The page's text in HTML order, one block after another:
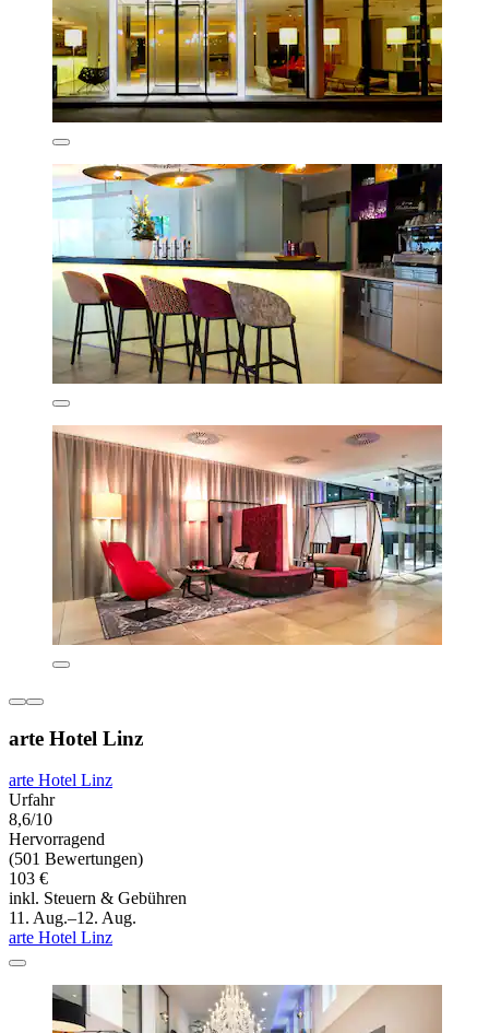
arte Hotel Linz
arte Hotel Linz
Urfahr
8,6/10
Hervorragend
(501 Bewertungen)
103 €
inkl. Steuern & Gebühren
11. Aug.–12. Aug.
arte Hotel Linz